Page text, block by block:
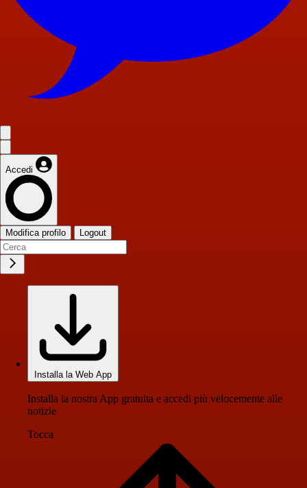
Accedi
Modifica profilo Logout
Installa la Web App
Installa la nostra App gratuita e accedi più velocemente alle
notizie
Tocca